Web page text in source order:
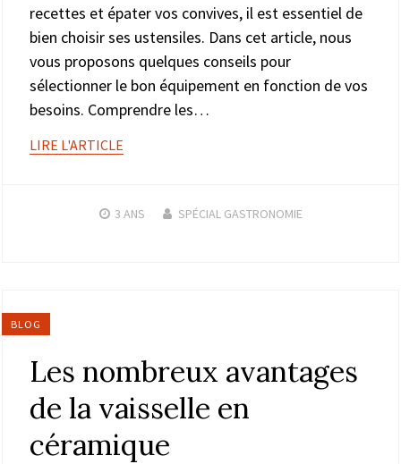
recettes et épater vos convives, il est essentiel de
bien choisir ses ustensiles. Dans cet article, nous
vous proposons quelques conseils pour
sélectionner le bon équipement en fonction de vos
besoins. Comprendre les…
LIRE L'ARTICLE
3 ANS SPÉCIAL GASTRONOMIE
BLOG
Les nombreux avantages
de la vaisselle en
céramique